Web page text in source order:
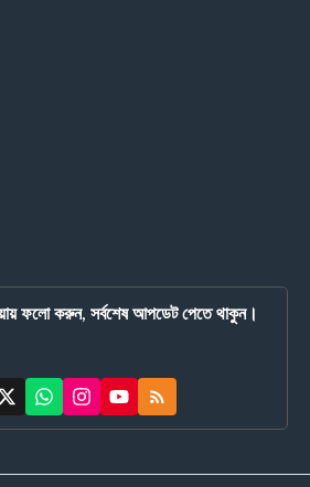
ফলো করুন, সর্বশেষ আপডেট পেতে থাকুন।